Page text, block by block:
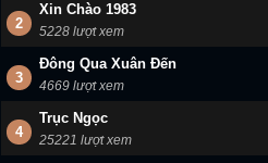
2
Xin Chào 1983
5228 lượt xem
3
Đông Qua Xuân Đến
4669 lượt xem
4
Trục Ngọc
25221 lượt xem